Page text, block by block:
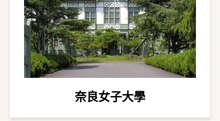
奈良女子大學